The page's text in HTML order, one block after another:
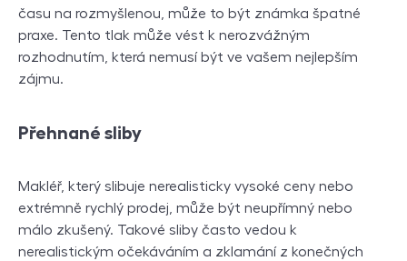
času na rozmyšlenou, může to být známka špatné
praxe. Tento tlak může vést k nerozvážným
rozhodnutím, která nemusí být ve vašem nejlepším
zájmu.
Přehnané sliby
Makléř, který slibuje nerealisticky vysoké ceny nebo
extrémně rychlý prodej, může být neupřímný nebo
málo zkušený. Takové sliby často vedou k
nerealistickým očekáváním a zklamání z konečných